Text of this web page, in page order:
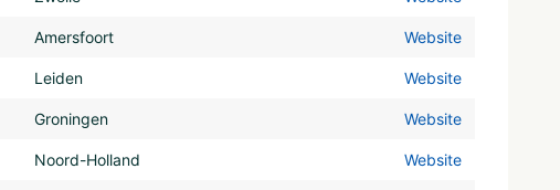
Amersfoort Website
Leiden Website
Groningen Website
Noord-Holland Website